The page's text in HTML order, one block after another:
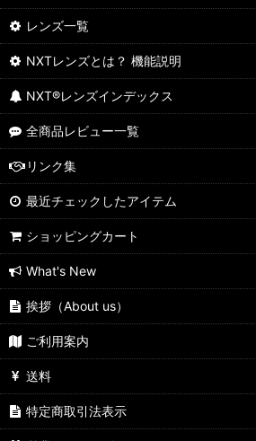
レンズ一覧
NXTレンズとは？ 機能説明
NXT®レンズインデックス
全商品レビュー一覧
リンク集
最近チェックしたアイテム
ショッピングカート
What's New
挨拶（About us）
ご利用案内
送料
特定商取引法表示